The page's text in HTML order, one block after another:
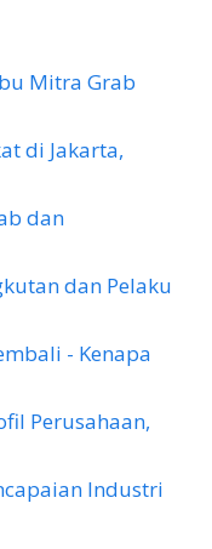
Mitra Grab
di Jakarta,
dan
dan Pelaku
- Kenapa
Perusahaan,
Industri